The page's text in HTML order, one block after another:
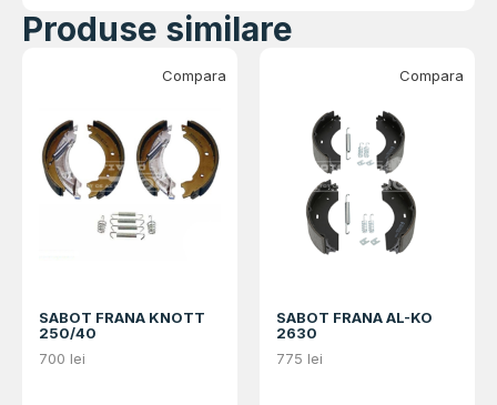
Produse similare
SABOT FRANA KNOTT
250/40
700 lei
Compara
SABOT FRANA AL-KO
2630
775 lei
Compara